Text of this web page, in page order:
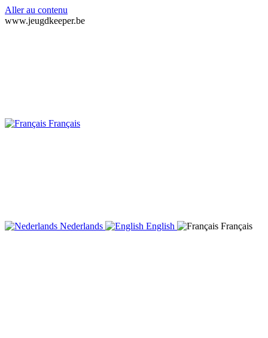
Aller au contenu
www.jeugdkeeper.be
Français
Nederlands English Français